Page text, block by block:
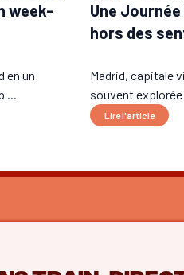
week-
en un
...
Une
hors des
Madrid, capitale
souvent
Lire l'article